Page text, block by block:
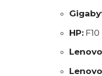
HP:F10